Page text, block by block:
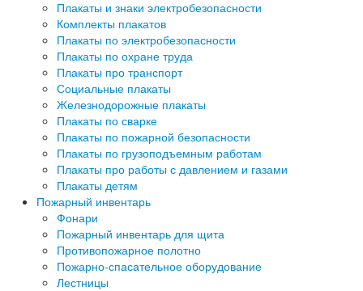
Плакаты и знаки электробезопасности
Комплекты плакатов
Плакаты по электробезопасности
Плакаты по охране труда
Плакаты про транспорт
Социальные плакаты
Железнодорожные плакаты
Плакаты по сварке
Плакаты по пожарной безопасности
Плакаты по грузоподъемным работам
Плакаты про работы с давлением и газами
Плакаты детям
Пожарный инвентарь
Фонари
Пожарный инвентарь для щита
Противопожарное полотно
Пожарно-спасательное оборудование
Лестницы